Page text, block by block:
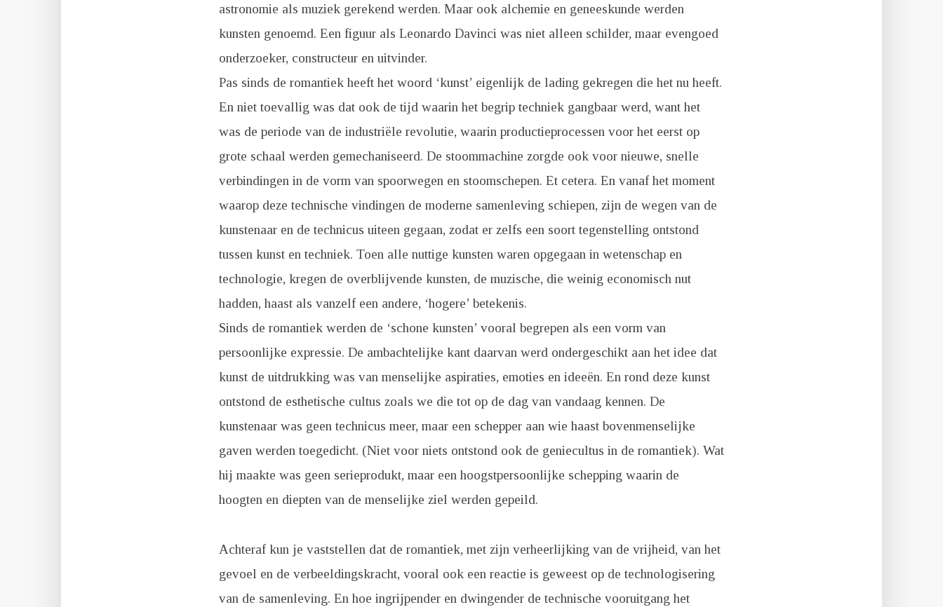
astronomie als muziek gerekend werden. Maar ook alchemie en geneeskunde werden
kunsten genoemd. Een figuur als Leonardo Davinci was niet alleen schilder, maar evengoed
onderzoeker, constructeur en uitvinder.
Pas sinds de romantiek heeft het woord ‘kunst’ eigenlijk de lading gekregen die het nu heeft.
En niet toevallig was dat ook de tijd waarin het begrip techniek gangbaar werd, want het
was de periode van de industriële revolutie, waarin productieprocessen voor het eerst op
grote schaal werden gemechaniseerd. De stoommachine zorgde ook voor nieuwe, snelle
verbindingen in de vorm van spoorwegen en stoomschepen. Et cetera. En vanaf het moment
waarop deze technische vindingen de moderne samenleving schiepen, zijn de wegen van de
kunstenaar en de technicus uiteen gegaan, zodat er zelfs een soort tegenstelling ontstond
tussen kunst en techniek. Toen alle nuttige kunsten waren opgegaan in wetenschap en
technologie, kregen de overblijvende kunsten, de muzische, die weinig economisch nut
hadden, haast als vanzelf een andere, ‘hogere’ betekenis.
Sinds de romantiek werden de ‘schone kunsten’ vooral begrepen als een vorm van
persoonlijke expressie. De ambachtelijke kant daarvan werd ondergeschikt aan het idee dat
kunst de uitdrukking was van menselijke aspiraties, emoties en ideeën. En rond deze kunst
ontstond de esthetische cultus zoals we die tot op de dag van vandaag kennen. De
kunstenaar was geen technicus meer, maar een schepper aan wie haast bovenmenselijke
gaven werden toegedicht. (Niet voor niets ontstond ook de geniecultus in de romantiek). Wat
hij maakte was geen serieprodukt, maar een hoogstpersoonlijke schepping waarin de
hoogten en diepten van de menselijke ziel werden gepeild.
Achteraf kun je vaststellen dat de romantiek, met zijn verheerlijking van de vrijheid, van het
gevoel en de verbeeldingskracht, vooral ook een reactie is geweest op de technologisering
van de samenleving. En hoe ingrijpender en dwingender de technische vooruitgang het